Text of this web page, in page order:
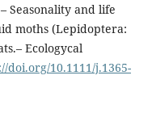
Seasonality and life
moths (Lepidoptera:
Ecologycal
doi.org/10.1111/j.1365-